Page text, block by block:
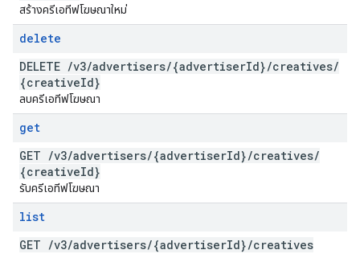
สร้างครีเอทีฟโฆษณาใหม่
delete
DELETE /v3/advertisers/{advertiserId}/creatives/
{creativeId}
ลบครีเอทีฟโฆษณา
get
GET /v3/advertisers/{advertiserId}/creatives/
{creativeId}
รับครีเอทีฟโฆษณา
list
GET /v3/advertisers/{advertiserId}/creatives